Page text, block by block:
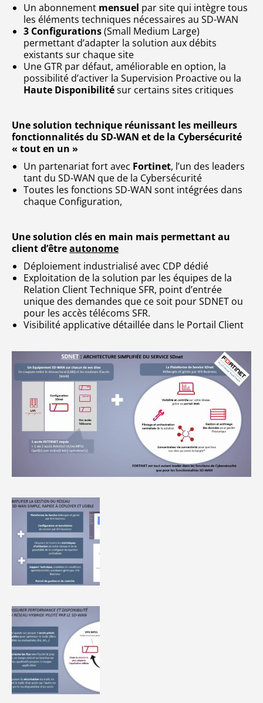
Un abonnement mensuel par site qui intègre tous
les éléments techniques nécessaires au SD-WAN
3 Configurations(Small Medium Large)
permettant d’adapter la solution aux débits
existants sur chaque site
Une GTR par défaut, améliorable en option, la
possibilité d’activer la Supervision Proactive ou la
Haute Disponibilitésur certains sites critiques
Une solution technique réunissant les meilleurs
fonctionnalités du SD-WAN et de la Cybersécurité
« tout en un »
Un partenariat fort avec Fortinet, l’un des leaders
tant du SD-WAN que de la Cybersécurité
Toutes les fonctions SD-WAN sont intégrées dans
chaque Configuration,
Une solution clés en main mais permettant au
client d’êtreautonome
Déploiement industrialisé avec CDP dédié
Exploitation de la solution par les équipes de la
Relation Client Technique SFR, point d’entrée
unique des demandes que ce soit pour SDNET ou
pour les accès télécoms SFR.
Visibilité applicative détaillée dans le Portail Client